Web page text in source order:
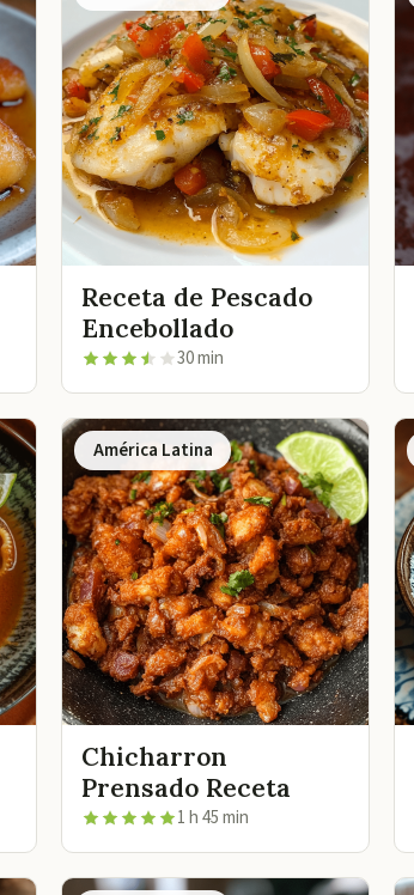
Receta de Pescado
Encebollado
30 min
América Latina
Chicharron
Prensado Receta
1 h 45 min